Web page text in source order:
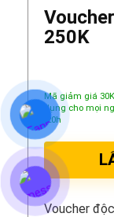
250K
Mã giảm giá
dụng cho mọi
-20h
Voucher